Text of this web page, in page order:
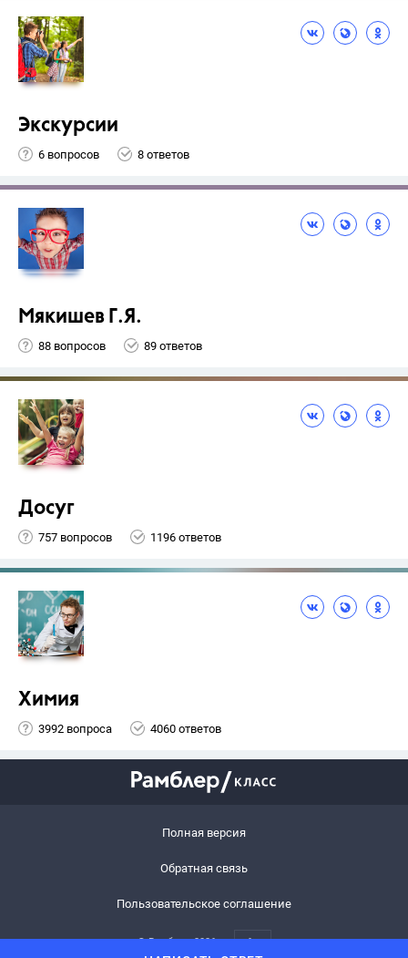
Экскурсии
6 вопросов 8 ответов
Мякишев Г.Я.
88 вопросов 89 ответов
Досуг
757 вопросов 1196 ответов
Химия
3992 вопроса 4060 ответов
Полная версия
Обратная связь
Пользовательское соглашение
© Рамблер,2026 6+